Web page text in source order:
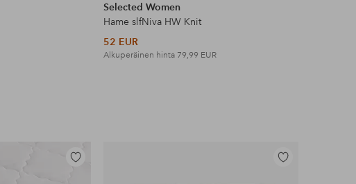
Selected Women
Hame slfNiva HW Knit
52 EUR
Alkuperäinen hinta 79,99 EUR
Lisää
Lisää